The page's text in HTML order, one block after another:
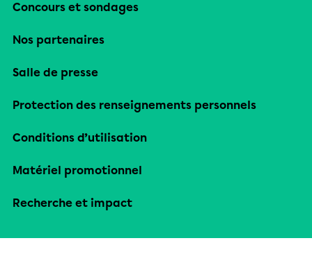
Concours et sondages
Nos partenaires
Salle de presse
Protection des renseignements personnels
Conditions d’utilisation
Matériel promotionnel
Recherche et impact